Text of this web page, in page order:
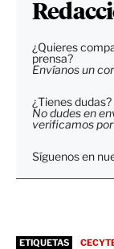
¿Quieres
prensa?
Envíanos un
¿Tienes
No dudes en
verificamos por
Síguenos en
ETIQUETAS